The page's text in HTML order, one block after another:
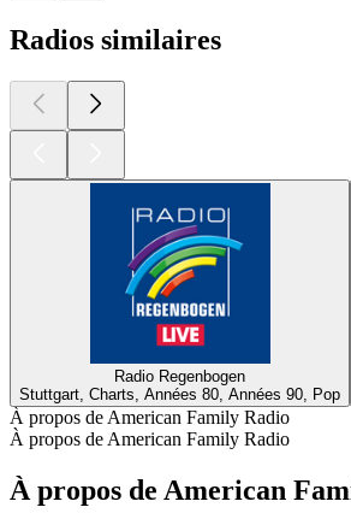
Radios similaires
Radio Regenbogen
Stuttgart, Charts, Années 80, Années 90, Pop
À propos de American Family Radio
À propos de American Family Radio
À propos de American